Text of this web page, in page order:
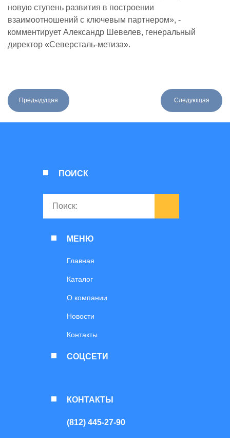
новую ступень развития в построении
взаимоотношений с ключевым партнером», -
комментирует Александр Шевелев, генеральный
директор «Северсталь-метиза».
Предыдущая Следующая
ПОИСК
МЕНЮ
Главная
Каталог
О компании
Новости
Контакты
СОЦСЕТИ
КОНТАКТЫ
(812) 445-27-90